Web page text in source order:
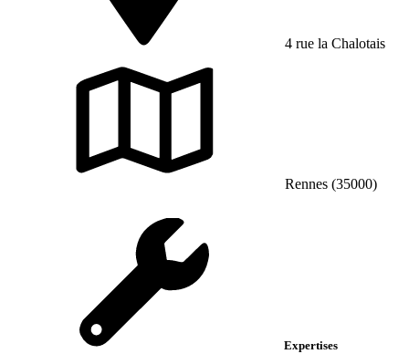
4 rue la Chalotais
Rennes (35000)
Expertises